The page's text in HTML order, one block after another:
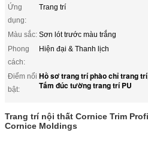
Ứng
dụng:
Trang trí
Màu sắc: Sơn lót trước màu trắng
Phong
cách:
Hiện đại & Thanh lịch
Điểm nổi
bật:
Hồ sơ trang trí phào chỉ trang trí
Tấm đúc tường trang trí PU
Trang trí nội thất Cornice Trim
Cornice Moldings